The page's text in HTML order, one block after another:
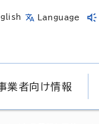
Language
業者向け情報